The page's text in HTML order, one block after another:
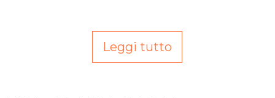
Leggi tutto